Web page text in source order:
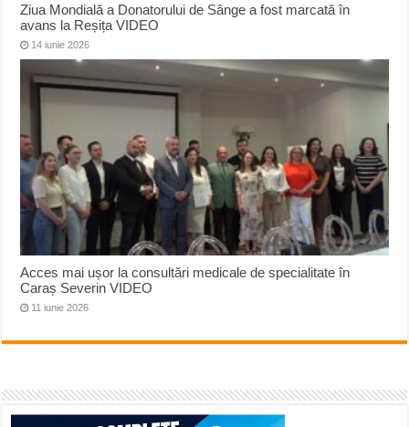
Ziua Mondială a Donatorului de Sânge a fost marcată în
avans la Reșița VIDEO
14 iunie 2026
Acces mai ușor la consultări medicale de specialitate în
Caraș Severin VIDEO
11 iunie 2026